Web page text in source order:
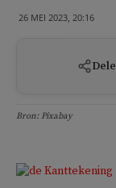
26 MEI 2023, 20:16
Bron: Pixabay